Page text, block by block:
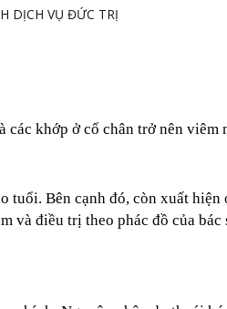
khớp ở cổ chân trở nên viêm
Bên cạnh đó, còn xuất
và điều trị theo phác đồ của